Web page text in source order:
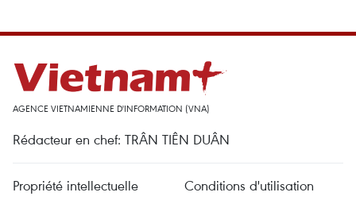
AGENCE VIETNAMIENNE D'INFORMATION (VNA)
Rédacteur en chef: TRÂN TIÊN DUÂN
Propriété intellectuelle
Conditions d'utilisation